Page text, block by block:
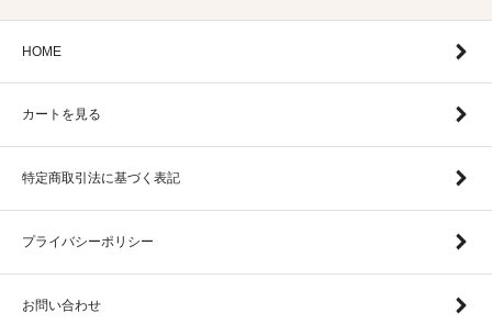
HOME
カートを見る
特定商取引法に基づく表記
プライバシーポリシー
お問い合わせ